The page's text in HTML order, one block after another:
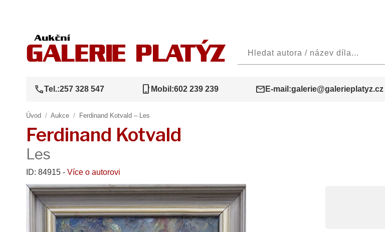
callTel.:257 328 547 phone_iphone Mobil:602 239 239 mail E-mail:galerie@galerieplatyz.cz
Úvod / Aukce / Ferdinand Kotvald – Les
Ferdinand Kotvald
Les
ID: 84915 - Více o autorovi